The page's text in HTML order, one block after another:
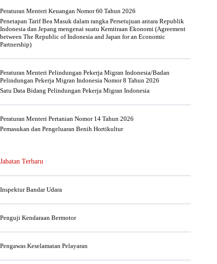
Peraturan Menteri Keuangan Nomor 60 Tahun 2026
Penetapan Tarif Bea Masuk dalam rangka Persetujuan antara Republik
Indonesia dan Jepang mengenai suatu Kemitraan Ekonomi (Agreement
between The Republic of Indonesia and Japan for an Economic
Partnership)
Peraturan Menteri Pelindungan Pekerja Migran Indonesia/Badan
Pelindungan Pekerja Migran Indonesia Nomor 8 Tahun 2026
Satu Data Bidang Pelindungan Pekerja Migran Indonesia
Peraturan Menteri Pertanian Nomor 14 Tahun 2026
Pemasukan dan Pengeluaran Benih Hortikultur
Jabatan Terbaru
Inspektur Bandar Udara
Penguji Kendaraan Bermotor
Pengawas Keselamatan Pelayaran